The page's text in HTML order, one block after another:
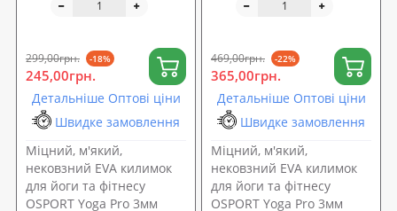
120х60 см OSPORT Yoga
299,00грн. -18%
245,00грн.
Детальніше Оптові ціни
Швидке замовлення
Міцний, м'який,
нековзний EVA килимок
для йоги та фітнесу
OSPORT Yoga Pro 3мм
OSPORT Yoga Pro 3мм (OF-
469,00грн. -22%
365,00грн.
Детальніше Оптові ціни
Швидке замовлення
Міцний, м'який,
нековзний EVA килимок
для йоги та фітнесу
OSPORT Yoga Pro 3мм